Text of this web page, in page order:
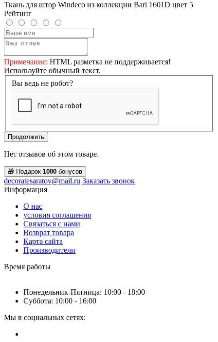
Ткань для штор Windeco из коллекции Bari 1601D цвет 5
Рейтинг
Примечание: HTML разметка не поддерживается!
Используйте обычный текст.
Вы ведь не робот?
Продолжить
Нет отзывов об этом товаре.
🎁 Подарок 1000 бонусов
decoratesaratov@mail.ru Заказать звонок
Информация
О нас
условия соглашения
Связаться с нами
Возврат товара
Карта сайта
Производители
Время работы
Понедельник-Пятница: 10:00 - 18:00
Суббота: 10:00 - 16:00
Мы в социальных сетях: